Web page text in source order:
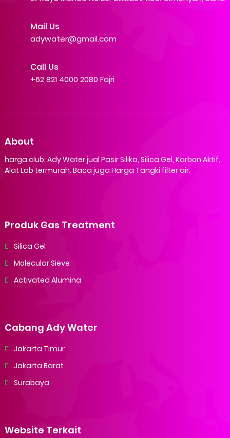
Mail Us
adywater@gmail.com
Call Us
+62 821 4000 2080 Fajri
About
harga.club: Ady Water jual Pasir Silika, Silica Gel, Karbon Aktif,
Alat Lab termurah. Baca juga Harga Tangki filter air.
Produk Gas Treatment
Silica Gel
Molecular Sieve
Activated Alumina
Cabang Ady Water
Jakarta Timur
Jakarta Barat
Surabaya
Website Terkait